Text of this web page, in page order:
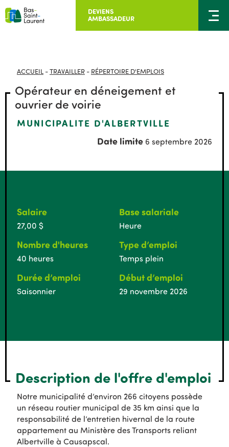
DEVIENS
AMBASSADEUR
ACCUEIL -TRAVAILLER- RÉPERTOIRE D'EMPLOIS
Opérateur en déneigement et
ouvrier de voirie
MUNICIPALITE D'ALBERTVILLE
Date limite 6 septembre 2026
Salaire
27,00 $
Base salariale
Heure
Nombre d'heures
40 heures
Type d’emploi
Temps plein
Durée d’emploi
Saisonnier
Début d’emploi
29 novembre 2026
Description de l'offre d'emploi
Notre municipalité d’environ 266 citoyens possède
un réseau routier municipal de 35 km ainsi que la
responsabilité de l’entretien hivernal de la route
appartement au Ministère des Transports reliant
Albertville à Causapscal.